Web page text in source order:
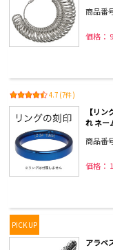
商品番
価格：
4.7 (7件)
【リ
れ ネー
商品番
価格：
PICK UP
アラベ